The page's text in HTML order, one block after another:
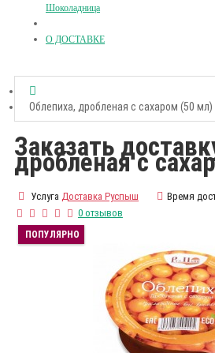
Шоколадница
О ДОСТАВКЕ
Облепиха, дробленая с сахаром (50 мл)
Заказать
дробленая с
Услуга Доставка Руспыш Время
0 отзывов
ПОПУЛЯРНО